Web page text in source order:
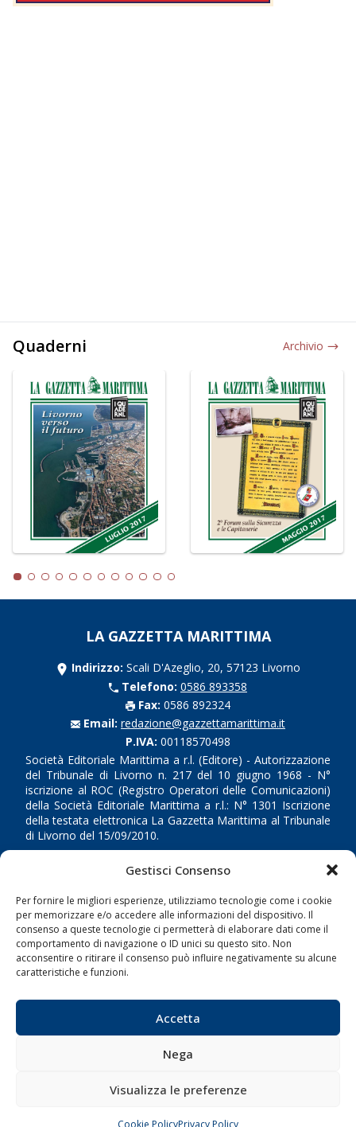
Gestisci Consenso
Per fornire le migliori esperienze, utilizziamo tecnologie come i cookie
per memorizzare e/o accedere alle informazioni del dispositivo. Il
consenso a queste tecnologie ci permetterà di elaborare dati come il
comportamento di navigazione o ID unici su questo sito. Non
acconsentire o ritirare il consenso può influire negativamente su alcune
caratteristiche e funzioni.
Accetta
Nega
Visualizza le preferenze
Cookie PolicyPrivacy Policy
Quaderni Archivio
LA GAZZETTA MARITTIMA
Indirizzo: Scali D'Azeglio, 20, 57123 Livorno
Telefono: 0586 893358
Fax: 0586 892324
Email: redazione@gazzettamarittima.it
P.IVA: 00118570498
Società Editoriale Marittima a r.l. (Editore) - Autorizzazione
del Tribunale di Livorno n. 217 del 10 giugno 1968 - N°
iscrizione al ROC (Registro Operatori delle Comunicazioni)
della Società Editoriale Marittima a r.l.: N° 1301 Iscrizione
della testata elettronica La Gazzetta Marittima al Tribunale
di Livorno del 15/09/2010.
LINK
Shipping
Porti/Interporti
Trasporti
Sostenibilità
Compagnie di Navigazione
Blue economy
Chi siamo